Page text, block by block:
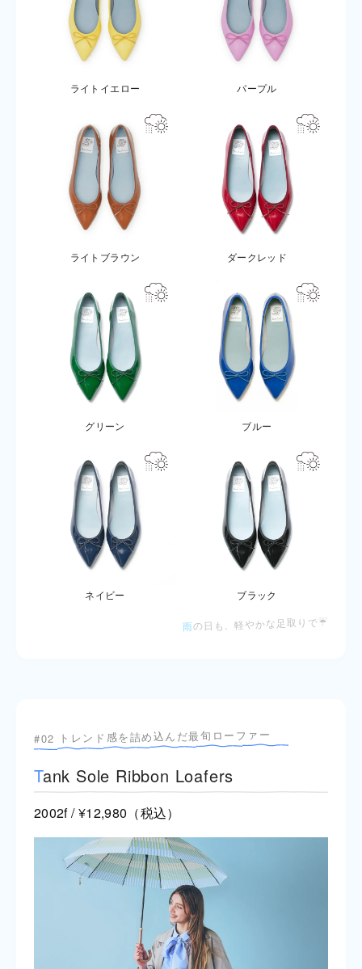
ライトイエロー パープル
ライトブラウン ダークレッド
グリーン ブルー
ネイビー ブラック
雨の日も、軽やかな足取りで☔
#02 トレンド感を詰め込んだ最旬ローファー
Tank Sole Ribbon Loafers
2002f / ¥12,980（税込）